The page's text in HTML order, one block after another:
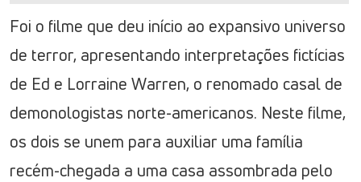
Foi o filme que deu início ao expansivo universo
de terror, apresentando interpretações fictícias
de Ed e Lorraine Warren, o renomado casal de
demonologistas norte-americanos. Neste filme,
os dois se unem para auxiliar uma família
recém-chegada a uma casa assombrada pelo